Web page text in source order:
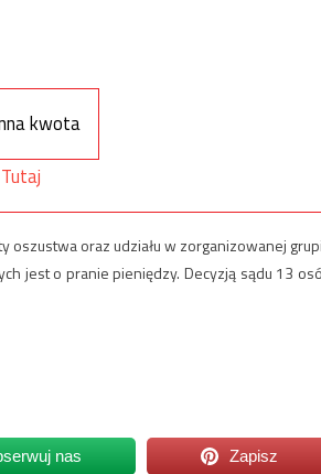
kwota
Tutaj
oszustwa oraz udziału w zorganizowanej
jest o pranie pieniędzy. Decyzją sądu 13
nas Zapisz